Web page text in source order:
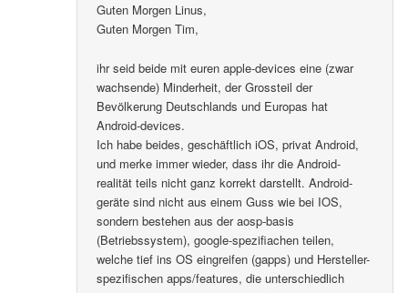
Guten Morgen Linus,
Guten Morgen Tim,
ihr seid beide mit euren apple-devices eine (zwar
wachsende) Minderheit, der Grossteil der
Bevölkerung Deutschlands und Europas hat
Android-devices.
Ich habe beides, geschäftlich iOS, privat Android,
und merke immer wieder, dass ihr die Android-
realität teils nicht ganz korrekt darstellt. Android-
geräte sind nicht aus einem Guss wie bei IOS,
sondern bestehen aus der aosp-basis
(Betriebssystem), google-spezifiachen teilen,
welche tief ins OS eingreifen (gapps) und Hersteller-
spezifischen apps/features, die unterschiedlich